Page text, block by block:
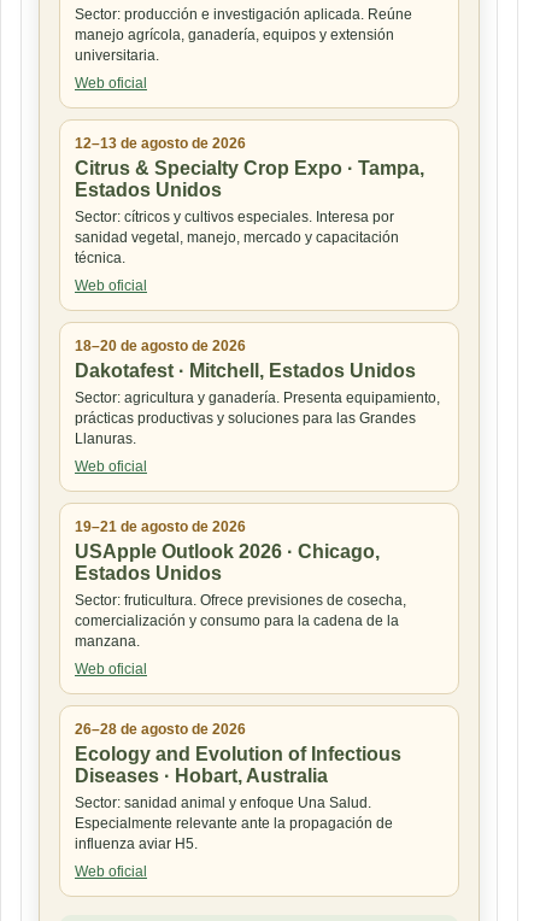
Sector: producción e investigación aplicada. Reúne
manejo agrícola, ganadería, equipos y extensión
universitaria.
Web oficial
12–13 de agosto de 2026
Citrus & Specialty Crop Expo · Tampa,
Estados Unidos
Sector: cítricos y cultivos especiales. Interesa por
sanidad vegetal, manejo, mercado y capacitación
técnica.
Web oficial
18–20 de agosto de 2026
Dakotafest · Mitchell, Estados Unidos
Sector: agricultura y ganadería. Presenta equipamiento,
prácticas productivas y soluciones para las Grandes
Llanuras.
Web oficial
19–21 de agosto de 2026
USApple Outlook 2026 · Chicago,
Estados Unidos
Sector: fruticultura. Ofrece previsiones de cosecha,
comercialización y consumo para la cadena de la
manzana.
Web oficial
26–28 de agosto de 2026
Ecology and Evolution of Infectious
Diseases · Hobart, Australia
Sector: sanidad animal y enfoque Una Salud.
Especialmente relevante ante la propagación de
influenza aviar H5.
Web oficial